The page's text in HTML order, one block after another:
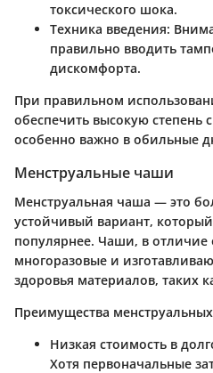
токсического шока.
Техника введения:
правильно вводить
дискомфорта.
При правильном
обеспечить высокую степень
особенно важно в обильные
Менструальные чаши
Менструальная чаша — это
устойчивый вариант, который
популярнее. Чаши, в отличие
многоразовые и
здоровья материалов, таких
Преимущества
Низкая стоимость в
Хотя первоначальные